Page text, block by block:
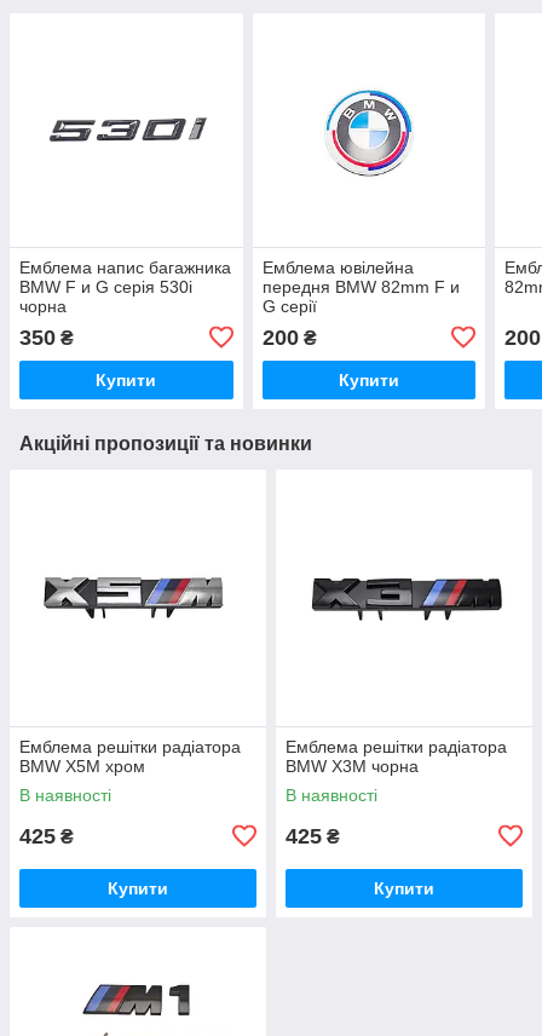
Емблема напис багажника
BMW F и G серія 530i
чорна
350 ₴
Купити
Емблема ювілейна
передня BMW 82mm F и
G серії
200₴
Купити
200
Акційні пропозиції та новинки
Емблема решітки радіатора
BMW X5M хром
В наявності
425 ₴
Купити
Емблема решітки радіатора
BMW X3M чорна
В наявності
425 ₴
Купити